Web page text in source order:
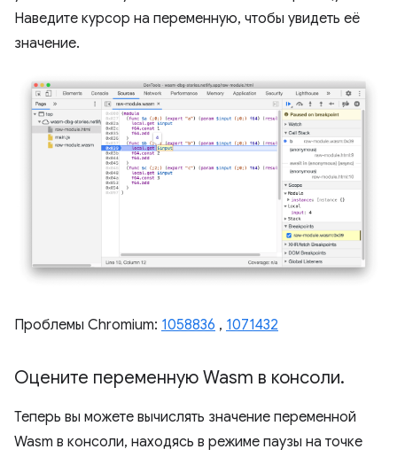
Наведите курсор на переменную, чтобы увидеть её
значение.
Проблемы Chromium: 1058836 , 1071432
Оцените переменную Wasm в консоли.
Теперь вы можете вычислять значение переменной
Wasm в консоли, находясь в режиме паузы на точке